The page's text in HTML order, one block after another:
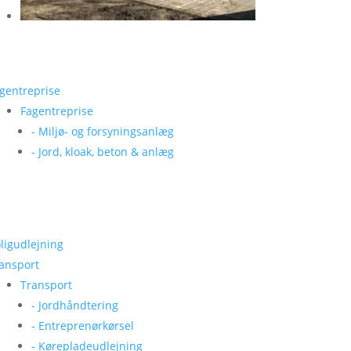
Fagentreprise
- Miljø- og forsyningsanlæg
- Jord, kloak, beton & anlæg
Transport
- Jordhåndtering
- Entreprenørkørsel
- Kørepladeudlejning